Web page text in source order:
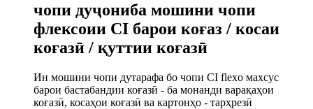
чопи дуҷониба мошини чопи
флексоии CI барои коғаз / косаи
коғазӣ / қуттии коғазӣ
Ин мошини чопи дутарафа бо чопи CI flexo махсус
барои бастабандии коғазӣ - ба монанди варақаҳои
коғазӣ, косаҳои коғазӣ ва картонҳо - тарҳрезӣ